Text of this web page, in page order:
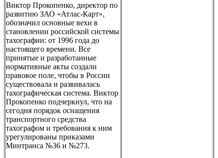
Виктор Прокопенко, директор по
развитию ЗАО «Атлас-Карт»,
обозначил основные вехи в
становлении российской системы
тахографии: от 1996 года до
настоящего времени. Все
принятые и разработанные
нормативные акты создали
правовое поле, чтобы в России
существовала и развивалась
тахографическая система. Виктор
Прокопенко подчеркнул, что на
сегодня порядок оснащения
транспортного средства
тахографом и требования к ним
урегулированы приказами
Минтранса №36 и №273.